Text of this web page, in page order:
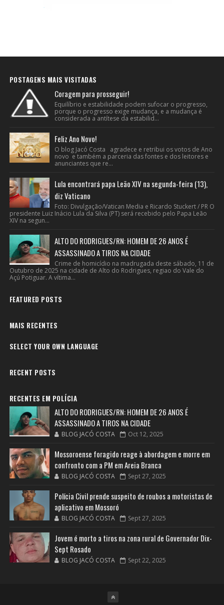
POSTAGENS MAIS VISITADAS
Coragem para prosseguir!
Equilíbrio e estabilidade podem sufocar o progresso,
porque o progresso exige mudança, e a mudança é
considerada a antítese da estabilid...
Feliz Ano Novo!
O blog Jacó Costa agradece e retribui os votos de Ano
novo e também a parceria das fontes e dos leitores e
anunciantes que re...
Lula encontrará papa Leão XIV na segunda-feira (13),
diz Vaticano
Foto: Divulgação/Vatican Media e Ricardo Stuckert / PR O
presidente Luiz Inácio Lula da Silva (PT) será recebido pelo Papa Leão
XIV na segun...
ALTO DO RODRIGUES/RN: HOMEM DE 26 ANOS É
ASSASSINADO A TIROS NA CIDADE
Crime de homicídio na madrugada deste sábado, 11 de
Outubro de 2025 na cidade de Alto do Rodrigues, regiao do Vale do
Açú Potiguar. A vítima...
FEATURED POSTS
MAIS RECENTES
SELECT YOUR OWN LANGUAGE
RECENT POSTS
RECENTES EM POLÍCIA
ALTO DO RODRIGUES/RN: HOMEM DE 26 ANOS É
ASSASSINADO A TIROS NA CIDADE
BLOG JACÓ COSTA Oct 12, 2025
Mossoroense foragido reage à abordagem e morre em
confronto com a PM em Areia Branca
BLOG JACÓ COSTA Sept 27, 2025
Polícia Civil prende suspeito de roubos a motoristas de
aplicativo em Mossoró
BLOG JACÓ COSTA Sept 27, 2025
Jovem é morto a tiros na zona rural de Governador Dix-
Sept Rosado
BLOG JACÓ COSTA Sept 22, 2025